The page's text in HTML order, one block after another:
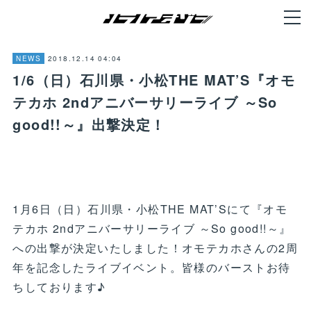
NEWS 2018.12.14 04:04
1/6（日）石川県・小松THE MAT’S『オモ
テカホ 2ndアニバーサリーライブ ～So
good!!～』出撃決定！
1月6日（日）石川県・小松THE MAT’Sにて『オモ
テカホ 2ndアニバーサリーライブ ～So good!!～』
への出撃が決定いたしました！オモテカホさんの2周
年を記念したライブイベント。皆様のバーストお待
ちしております♪